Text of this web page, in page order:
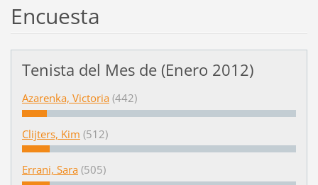
Encuesta
Tenista del Mes de (Enero 2012)
Azarenka, Victoria (442)
Clijters, Kim (512)
Errani, Sara (505)